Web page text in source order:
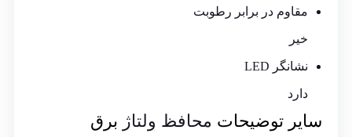
مقاوم در برابر رطوبت
خیر
نشانگر LED
دارد
سایر توضیحات محافظ ولتاژ برق